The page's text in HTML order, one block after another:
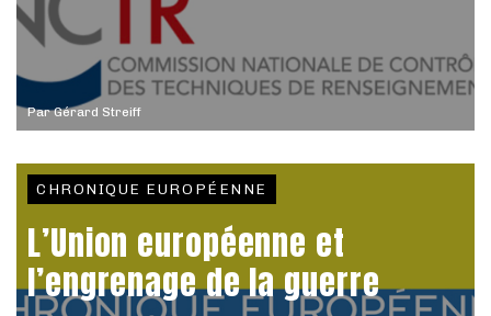
ParGérard Streiff
CHRONIQUE EUROPÉENNE
L’Union européenne et
l’engrenage de la guerre